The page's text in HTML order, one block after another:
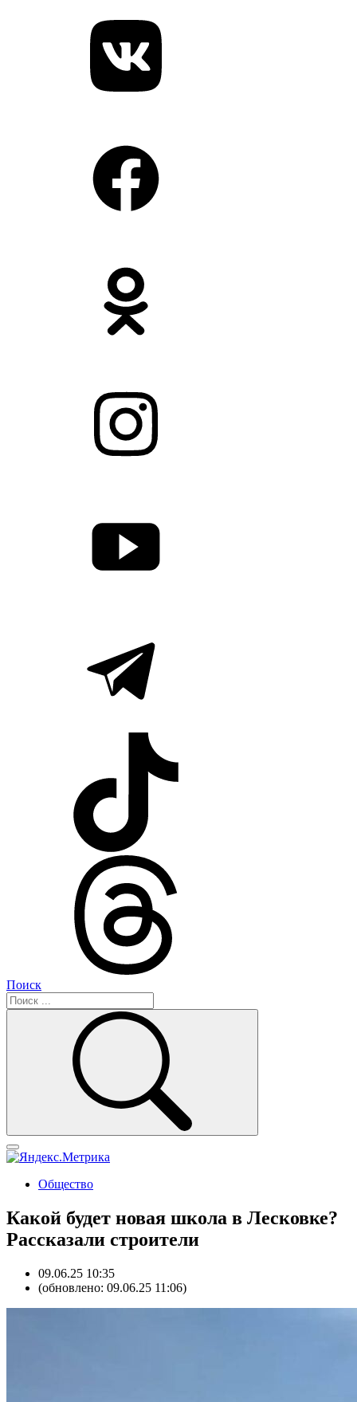
Поиск
Общество
Какой будет новая школа в Лесковке?
Рассказали строители
09.06.25 10:35
(обновлено: 09.06.25 11:06)